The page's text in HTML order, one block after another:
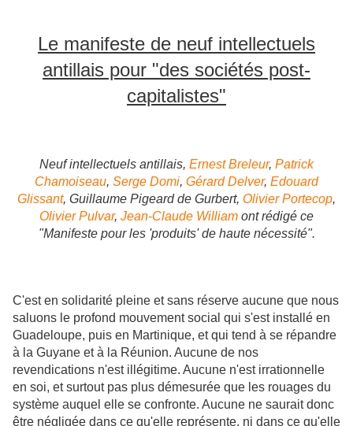
Le manifeste de neuf intellectuels
antillais pour "des sociétés post-
capitalistes"
Neuf intellectuels antillais, Ernest Breleur, Patrick
Chamoiseau, Serge Domi, Gérard Delver, Edouard
Glissant, Guillaume Pigeard de Gurbert, Olivier Portecop,
Olivier Pulvar, Jean-Claude William ont rédigé ce
"Manifeste pour les 'produits' de haute nécessité".
C'est en solidarité pleine et sans réserve aucune que nous
saluons le profond mouvement social qui s'est installé en
Guadeloupe, puis en Martinique, et qui tend à se répandre
à la Guyane et à la Réunion. Aucune de nos
revendications n'est illégitime. Aucune n'est irrationnelle
en soi, et surtout pas plus démesurée que les rouages du
système auquel elle se confronte. Aucune ne saurait donc
être négligée dans ce qu'elle représente, ni dans ce qu'elle